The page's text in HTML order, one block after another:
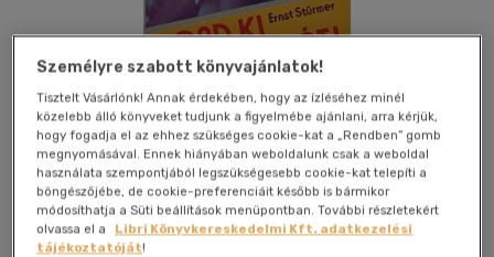
Kívánságlistához adom Megosztom
Személyre szabott könyvajánlatok!
Tisztelt Vásárlónk! Annak érdekében, hogy az ízléséhez minél
közelebb álló könyveket tudjunk a figyelmébe ajánlani, arra kérjük,
hogy fogadja el az ehhez szükséges cookie-kat a „Rendben” gomb
megnyomásával. Ennek hiányában weboldalunk csak a weboldal
használata szempontjából legszükségesebb cookie-kat telepíti a
böngészőjébe, de cookie-preferenciáit később is bármikor
módosíthatja a Süti beállítások menüpontban. További részletekért
olvassa el a
Libri Könyvkereskedelmi Kft. adatkezelési
tájékoztatóját!